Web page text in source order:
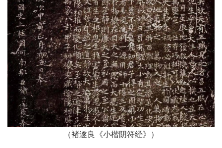
（褚遂良《小楷阴符经》）